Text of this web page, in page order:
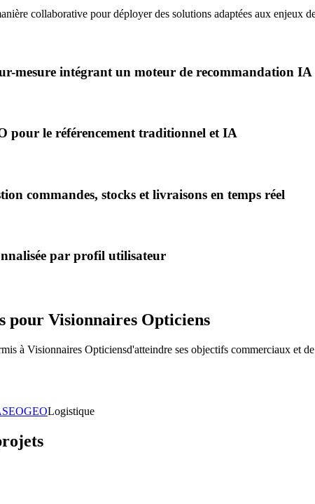
collaborative pour déployer des solutions adaptées aux enjeux
mesure intégrant un moteur de recommandation IA
pour le référencement traditionnel et IA
commandes, stocks et livraisons en temps réel
par profil utilisateur
pour Visionnaires Opticiens
à Visionnaires Opticiensd'atteindre ses objectifs commerciaux et
SEOGEOLogistique